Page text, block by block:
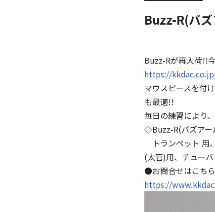
Buzz-R(バ
Buzz-Rが再入荷!!
https://
マウスピースを付
も最適!!
毎日の練習により
◇Buzz-R(バズア
トランペット 用
(太管)用、チュー
●お問合せはこち
https://